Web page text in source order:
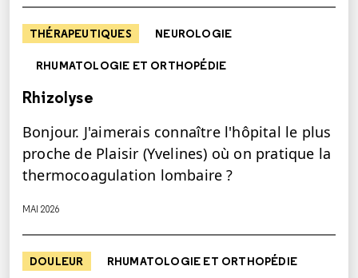
THÉRAPEUTIQUES NEUROLOGIE
RHUMATOLOGIE ET ORTHOPÉDIE
Rhizolyse
Bonjour. J'aimerais connaître l'hôpital le plus
proche de Plaisir (Yvelines) où on pratique la
thermocoagulation lombaire ?
MAI 2026
DOULEUR RHUMATOLOGIE ET ORTHOPÉDIE